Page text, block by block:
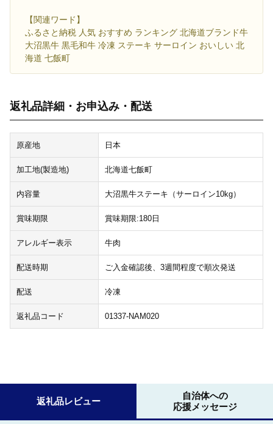
【関連ワード】
ふるさと納税 人気 おすすめ ランキング 北海道ブランド牛
大沼黒牛 黒毛和牛 冷凍 ステーキ サーロイン おいしい 北
海道 七飯町
返礼品詳細・お申込み・配送
原産地 日本
加工地(製造地) 北海道七飯町
内容量 大沼黒牛ステーキ（サーロイン10kg）
賞味期限 賞味期限:180日
アレルギー表示 牛肉
配送時期 ご入金確認後、3週間程度で順次発送
配送 冷凍
返礼品コード 01337-NAM020
返礼品レビュー
自治体への
応援メッセージ